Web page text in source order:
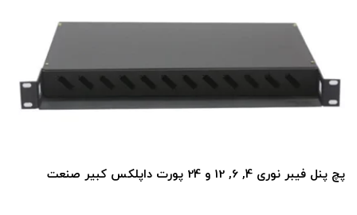
پچ پنل فیبر نوری 4, 6, 12 و 24 پورت داپلکس کبیر صنعت